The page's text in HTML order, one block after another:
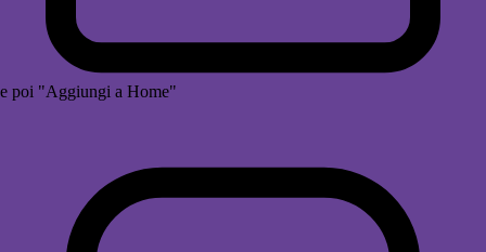
e poi "Aggiungi a Home"